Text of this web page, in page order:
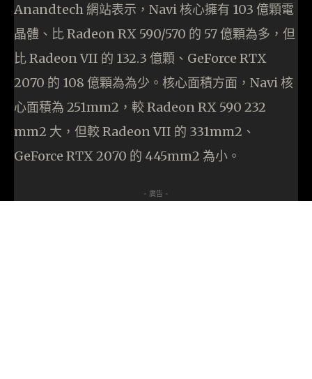
Anandtech 網站表示，Navi 核心擁有 103 億顆電
晶體、比 Radeon RX 590/570 的 57 億顆為多，但
比 Radeon VII 的 132.3 億顆、GeForce RTX
2070 的 108 億顆為為少。核心面積方面，Navi 核
心面積為 251mm2，較 Radeon RX 590 232
mm2 大，但較 Radeon VII 的 331mm2、
GeForce RTX 2070 的 445mm2 為小。
- 廣告 -